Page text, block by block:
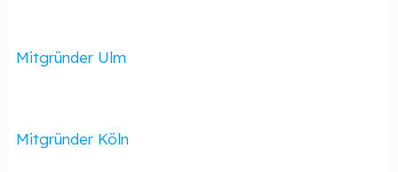
Mitgründer Ulm
Mitgründer Köln